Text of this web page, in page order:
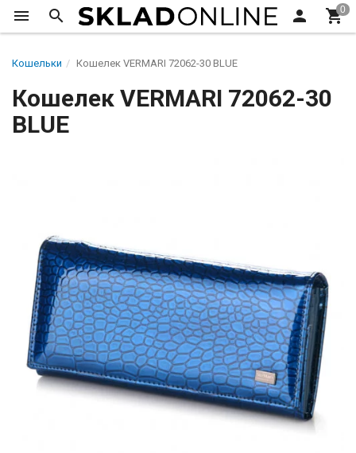
Кошельки Кошелек VERMARI 72062-30 BLUE
Кошелек VERMARI 72062-30
BLUE